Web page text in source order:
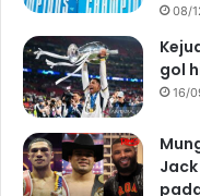
08/
gol
16/